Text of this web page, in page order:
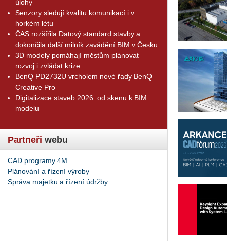
úlohy
Senzory sledují kvalitu komunikací i v
horkém létu
ČAS rozšířila Datový standard stavby a
dokončila další milník zavádění BIM v Česku
3D modely pomáhají městům plánovat
rozvoj i zvládat krize
BenQ PD2732U vrcholem nové řady BenQ
Creative Pro
Digitalizace staveb 2026: od skenu k BIM
modelu
Partneři webu
CAD programy 4M
Plánování a řízení výroby
Správa majetku a řízení údržby